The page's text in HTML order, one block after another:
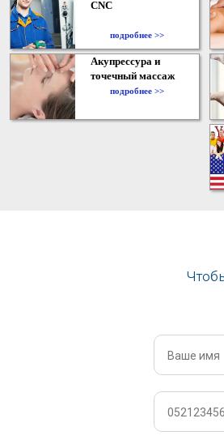
CNC
подробнее >>
Акупрессура и
точечный массаж
подробнее >>